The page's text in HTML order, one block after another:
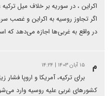
اکراین ، در سوریه بر خلاف میل
اگر تجاوز روسیه به اکراین و غصب
در واقع به غربی‌ها اجازه می‌دهد که
م ۱۵ آبان ۱۴۰۳ | ۱۴:۲۴
برای ترکیه، آمریکا و اروپا
کشورهای غربی علیه روسیه وارد